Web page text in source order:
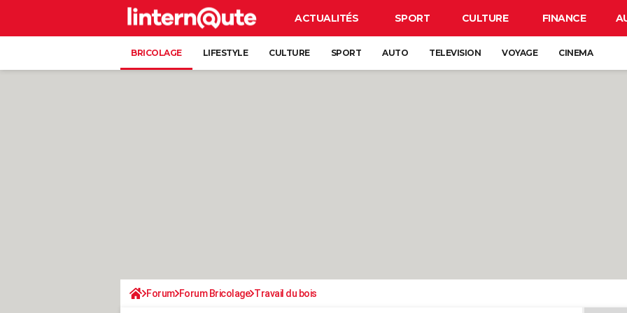
ACTUALITÉS SPORT CULTURE FINANCE
BRICOLAGE LIFESTYLE CULTURE SPORT AUTO TELEVISION VOYAGE CINEMA
Forum Forum Bricolage Travail du bois